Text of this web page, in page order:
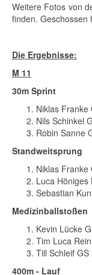
Weitere Fotos von
finden. Geschossen
Die Ergebnisse:
M 11
30m Sprint
Niklas Franke
Nils Schinkel
Robin Sanne
Standweitsprung
Niklas Franke
Luca
Sebastian
Medizinballstoßen
Kevin Lücke
Tim Luca
Till Schleif GS
400m - Lauf